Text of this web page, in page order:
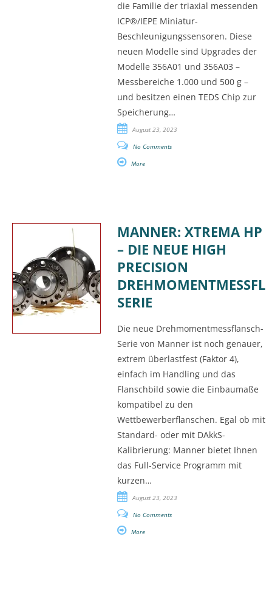
die Familie der triaxial messenden
ICP®/IEPE Miniatur-
Beschleunigungssensoren. Diese
neuen Modelle sind Upgrades der
Modelle 356A01 und 356A03 –
Messbereiche 1.000 und 500 g –
und besitzen einen TEDS Chip zur
Speicherung…
August 23, 2023
No Comments
More
MANNER: XTREMA HP
– DIE NEUE HIGH
PRECISION
SERIE
Die neue Drehmomentmessflansch-
Serie von Manner ist noch genauer,
extrem überlastfest (Faktor 4),
einfach im Handling und das
Flanschbild sowie die Einbaumaße
kompatibel zu den
Wettbewerberflanschen. Egal ob mit
Standard- oder mit DAkkS-
Kalibrierung: Manner bietet Ihnen
das Full-Service Programm mit
kurzen…
August 23, 2023
No Comments
More